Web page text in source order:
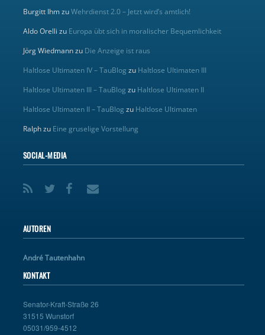
Burgitt IhmzuWehrdienst 2.0 – Jetzt wird’s amtlich!
Aldo Orelli zu Europa übt sich in moralischer Bequemlichkeit
Jörg Wiedmannzu Die Anzeige ist raus
Haltlose Ultimaten IV – TauBlog zu Haltlose Ultimaten III
Haltlose Ultimaten III – TauBlog zu Haltlose Ultimaten II
Haltlose Ultimaten II – TauBlog zu Haltlose Ultimaten
Ralphzu Eine gruselige Vorstellung
SOCIAL-MEDIA
AUTOREN
André Tautenhahn
KONTAKT
Senator-Kraft-Straße 26
31515 Wunstorf
05031/959-4512